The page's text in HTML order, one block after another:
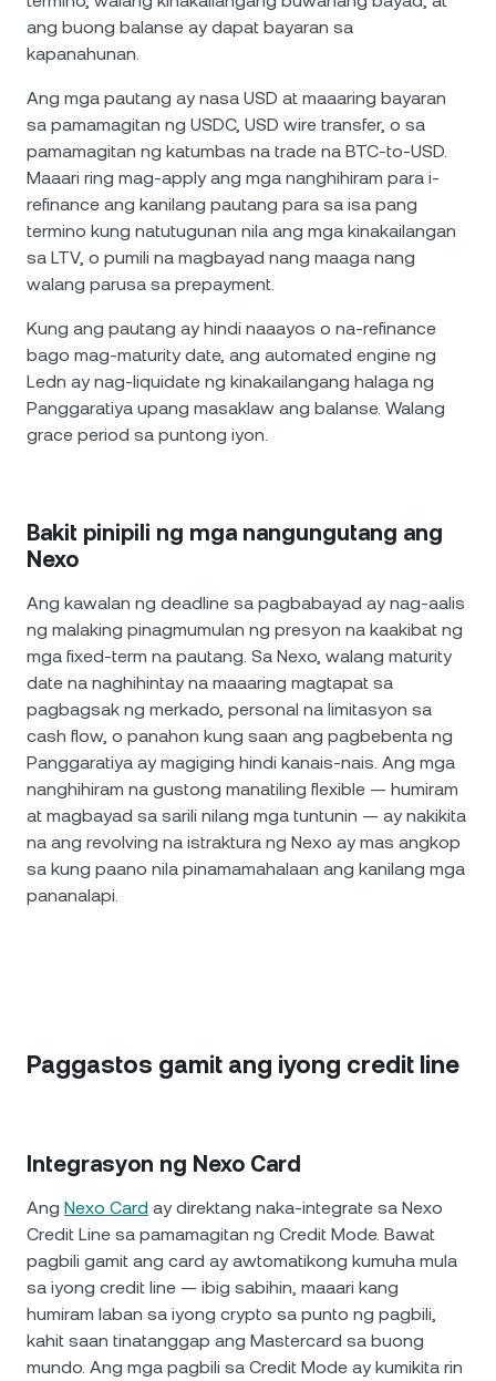
ang buong balanse ay dapat bayaran sa
kapanahunan.
Ang mga pautang ay nasa USD at maaaring bayaran
sa pamamagitan ng USDC, USD wire transfer, o sa
pamamagitan ng katumbas na trade na BTC-to-USD.
Maaari ring mag-apply ang mga nanghihiram para i-
refinance ang kanilang pautang para sa isa pang
termino kung natutugunan nila ang mga kinakailangan
sa LTV, o pumili na magbayad nang maaga nang
walang parusa sa prepayment.
Kung ang pautang ay hindi naaayos o na-refinance
bago mag-maturity date, ang automated engine ng
Ledn ay nag-liquidate ng kinakailangang halaga ng
Panggaratiya upang masaklaw ang balanse. Walang
grace period sa puntong iyon.
Bakit pinipili ng mga nangungutang ang
Nexo
Ang kawalan ng deadline sa pagbabayad ay nag-aalis
ng malaking pinagmumulan ng presyon na kaakibat ng
mga fixed-term na pautang. Sa Nexo, walang maturity
date na naghihintay na maaaring magtapat sa
pagbagsak ng merkado, personal na limitasyon sa
cash flow, o panahon kung saan ang pagbebenta ng
Panggaratiya ay magiging hindi kanais-nais. Ang mga
nanghihiram na gustong manatiling flexible — humiram
at magbayad sa sarili nilang mga tuntunin — ay nakikita
na ang revolving na istraktura ng Nexo ay mas angkop
sa kung paano nila pinamamahalaan ang kanilang mga
pananalapi.
Paggastos gamit ang iyong credit line
Integrasyon ng Nexo Card
Ang Nexo Card ay direktang naka-integrate sa Nexo
Credit Line sa pamamagitan ng Credit Mode. Bawat
pagbili gamit ang card ay awtomatikong kumuha mula
sa iyong credit line — ibig sabihin, maaari kang
humiram laban sa iyong crypto sa punto ng pagbili,
kahit saan tinatanggap ang Mastercard sa buong
mundo. Ang mga pagbili sa Credit Mode ay kumikita rin